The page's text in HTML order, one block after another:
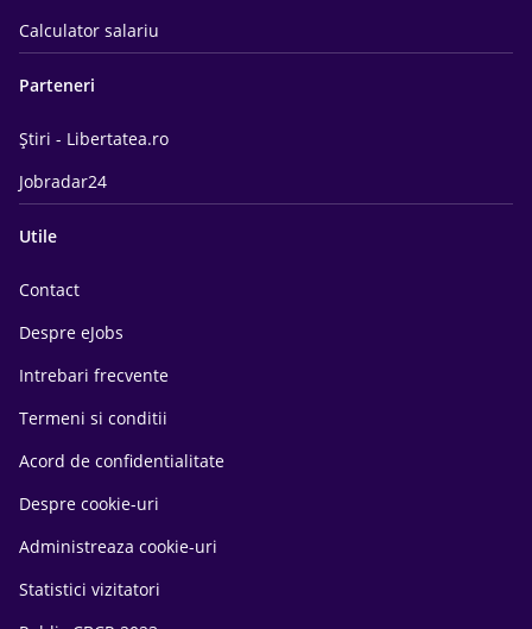
Calculator salariu
Parteneri
Știri - Libertatea.ro
Jobradar24
Utile
Contact
Despre eJobs
Intrebari frecvente
Termeni si conditii
Acord de confidentialitate
Despre cookie-uri
Administreaza cookie-uri
Statistici vizitatori